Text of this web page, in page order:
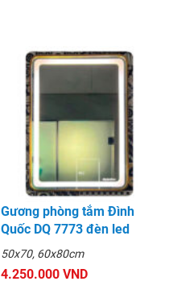
Gương phòng tắm Đình
Quốc DQ 7773 đèn led
50x70, 60x80cm
4.250.000 VND